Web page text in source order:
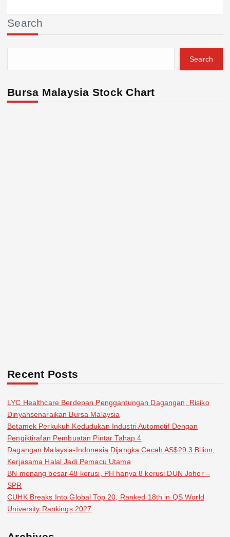
Search
Search
Bursa Malaysia Stock Chart
Recent Posts
LYC Healthcare Berdepan Penggantungan Dagangan, Risiko
Dinyahsenaraikan Bursa Malaysia
Betamek Perkukuh Kedudukan Industri Automotif Dengan
Pengiktirafan Pembuatan Pintar Tahap 4
Dagangan Malaysia-Indonesia Dijangka Cecah AS$29.3 Bilion,
Kerjasama Halal Jadi Pemacu Utama
BN menang besar 48 kerusi, PH hanya 8 kerusi DUN Johor –
SPR
CUHK Breaks Into Global Top 20, Ranked 18th in QS World
University Rankings 2027